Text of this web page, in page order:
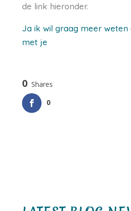
de link hieronder.
Ja ik wil graag meer
met je
0 Shares
0